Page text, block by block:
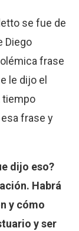
se fue de
Diego
frase
le dijo el
tiempo
frase y
dijo eso?
Habrá
y cómo
y ser